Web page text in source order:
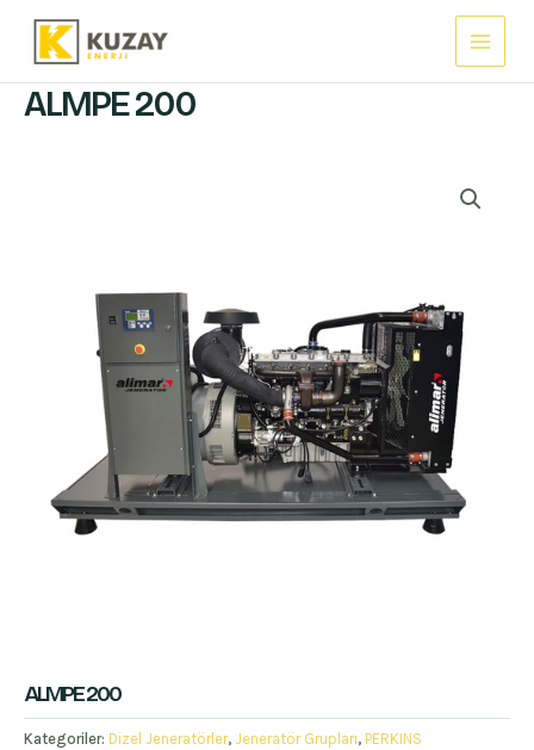
Main
Menu
ALMPE 200
ALMPE 200
Kategoriler: Dizel Jeneratörler, Jeneratör Grupları, PERKINS